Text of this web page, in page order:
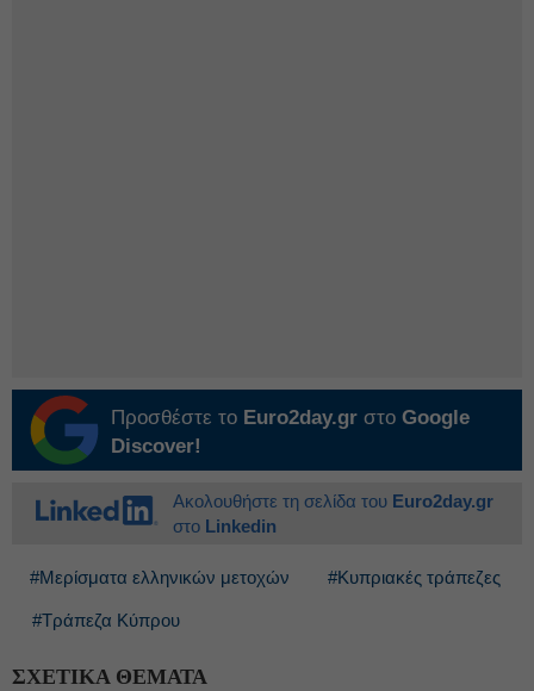
Προσθέστε το Euro2day.gr στο Google
Discover!
Ακολουθήστε τη σελίδα του Euro2day.gr
στο Linkedin
#Μερίσματα ελληνικών μετοχών #Κυπριακές τράπεζες
#Τράπεζα Κύπρου
ΣΧΕΤΙΚΑ ΘΕΜΑΤΑ